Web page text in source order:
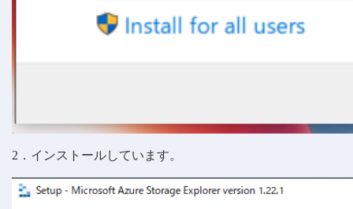
2．インストールしています。